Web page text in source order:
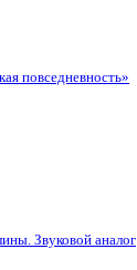
повседневность»
Звуковой аналог